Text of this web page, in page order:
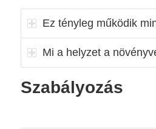
Ez tényleg működik
Mi a helyzet a
Szabályozás